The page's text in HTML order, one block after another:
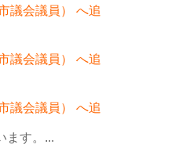
議会議員） へ追
議会議員） へ追
議会議員） へ追
ます。...